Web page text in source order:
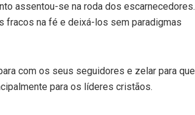
assentou-se na roda dos escarnecedores.
fracos na fé e deixá-los sem paradigmas
com os seus seguidores e zelar para que
para os líderes cristãos.